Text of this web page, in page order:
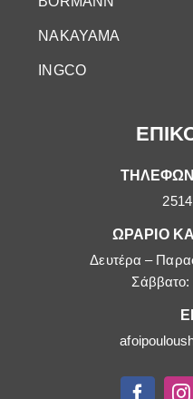
ΩΡΑΡΙΟ
Δευτέρα –
Σάββατο:
NAKAYAMA
INGCO